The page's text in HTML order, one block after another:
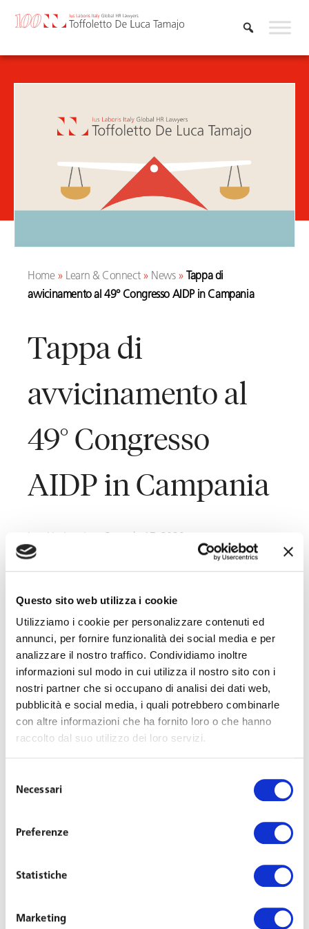
Questo sito web utilizza i cookie
Utilizziamo i cookie per personalizzare contenuti ed
annunci, per fornire funzionalità dei social media e per
analizzare il nostro traffico. Condividiamo inoltre
informazioni sul modo in cui utilizza il nostro sito con i
nostri partner che si occupano di analisi dei dati web,
pubblicità e social media, i quali potrebbero combinarle
con altre informazioni che ha fornito loro o che hanno
raccolto dal suo utilizzo dei loro servizi.
delNecessari
Preferenze
Statistiche
Marketing
Home» Learn & Connect» News»
Tappa di
avvicinamento al 49° Congresso AIDP in Campania
Tappa di
avvicinamento al
49° Congresso
AIDP in Campania
Appuntamento sabato 18 gennaio con la tappa
per nuove persone” per il quale anche quest’anno
Toffoletto De Luca Tamajo ha confermato la sua
partnership. I professionisti del lavoro, che saranno
protagonisti del Congresso, si confrontano a
Capua presentando le tematiche che verranno
approfondite a Torino il 22 e 23 maggio.
Toffoletto De Luca Tamajo, interviene su “Nuove forme di
organizzazione del lavoro: aspetti normativi”, una
principi di flessibilità – efficienza – partecipazione –
l’organizzazione del lavoro nell’era digitale: dal nuovo
ius varianti allo smart working, dal controllo informatico